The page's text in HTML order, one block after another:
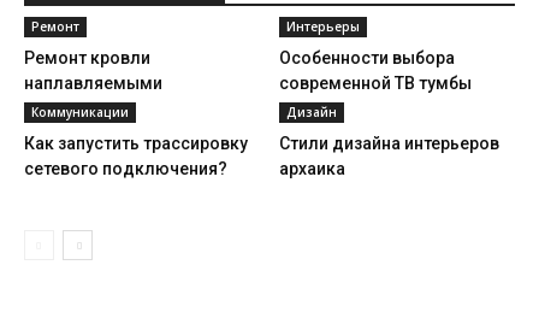
Ремонт
Ремонт кровли
наплавляемыми
материалами
Интерьеры
Особенности выбора
современной ТВ тумбы
Коммуникации
Как запустить трассировку
сетевого подключения?
Дизайн
Стили дизайна интерьеров
архаика